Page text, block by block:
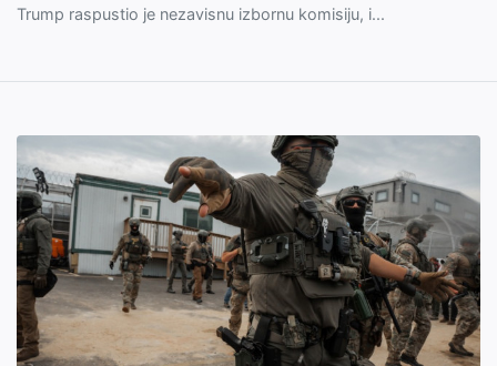
Trump raspustio je nezavisnu izbornu komisiju, i...